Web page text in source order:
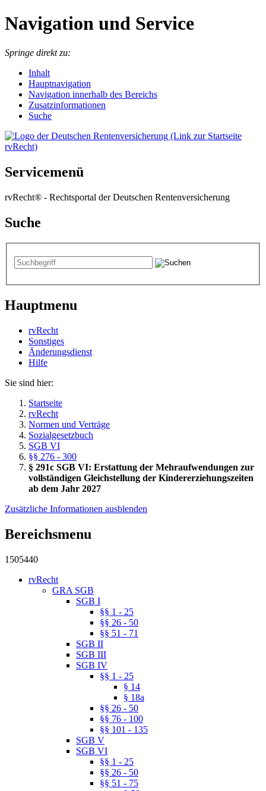
Navigation und Service
Springe direkt zu:
Inhalt
Hauptnavigation
Navigation innerhalb des Bereichs
Zusatzinformationen
Suche
Servicemenü
rvRecht® - Rechtsportal der Deutschen Rentenversicherung
Suche
Hauptmenu
rvRecht
Sonstiges
Änderungsdienst
Hil­fe
Sie sind hier:
Startseite
rvRecht
Normen und Verträge
Sozialgesetzbuch
SGB VI
§§ 276 - 300
§ 291c SGB VI: Erstattung der Mehraufwendungen zur
vollständigen Gleichstellung der Kindererziehungszeiten
ab dem Jahr 2027
Zusätzliche Informationen ausblenden
Bereichsmenu
1505440
rvRecht
GRA SGB
SGB I
§§ 1 - 25
§§ 26 - 50
§§ 51 - 71
SGB II
SGB III
SGB IV
§§ 1 - 25
§ 14
§ 18a
§§ 26 - 50
§§ 76 - 100
§§ 101 - 135
SGB V
SGB VI
§§ 1 - 25
§§ 26 - 50
§§ 51 - 75